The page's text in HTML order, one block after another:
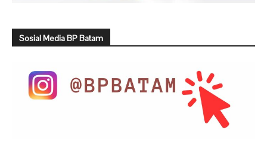
Sosial Media BP Batam